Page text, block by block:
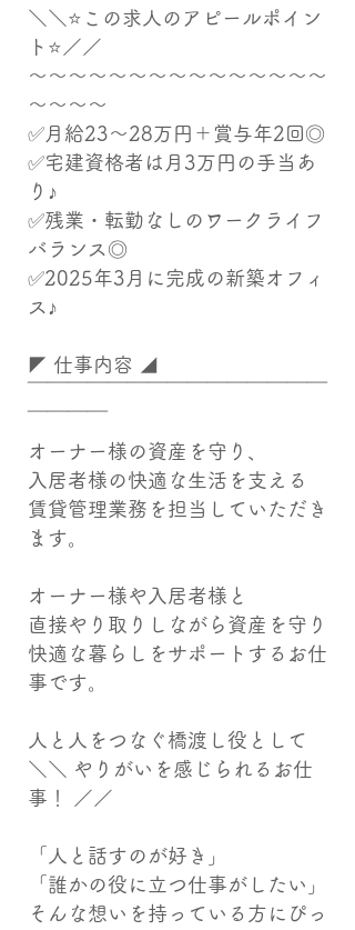
＼＼⭐この求人のアピールポイン
ト⭐／／
～～～～～～～～～～～～～～～
～～～～
✅月給23～28万円＋賞与年2回◎
✅宅建資格者は月3万円の手当あ
り♪
✅残業・転勤なしのワークライフ
バランス◎
✅2025年3月に完成の新築オフィ
ス♪
◤ 仕事内容 ◢
オーナー様の資産を守り、
入居者様の快適な生活を支える
賃貸管理業務を担当していただき
ます。
オーナー様や入居者様と
直接やり取りしながら資産を守り
快適な暮らしをサポートするお仕
事です。
人と人をつなぐ橋渡し役として
＼＼ やりがいを感じられるお仕
事！ ／／
「人と話すのが好き」
「誰かの役に立つ仕事がしたい」
そんな想いを持っている方にぴっ